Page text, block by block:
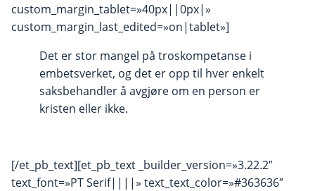
custom_margin_tablet=»40px||0px|»
custom_margin_last_edited=»on|tablet»]
Det er stor mangel på troskompetanse i
embetsverket, og det er opp til hver enkelt
saksbehandler å avgjøre om en person er
kristen eller ikke.
[/et_pb_text][et_pb_text _builder_version=»3.22.2″
text_font=»PT Serif||||» text_text_color=»#363636″